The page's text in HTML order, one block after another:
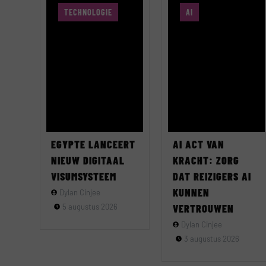
TECHNOLOGIE
EGYPTE LANCEERT
NIEUW DIGITAAL
VISUMSYSTEEM
Dylan Cinjee
5 augustus 2026
AI
AI ACT VAN
KRACHT: ZORG
DAT REIZIGERS AI
KUNNEN
VERTROUWEN
Dylan Cinjee
3 augustus 2026